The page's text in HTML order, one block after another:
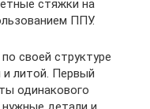
стяжки на
ППУ.
своей структуре
литой. Первый
одинакового